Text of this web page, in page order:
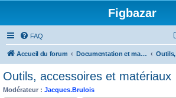
Figbazar
FAQ
Accueil du forum Documentation et materiel du figuriniste
Outils, accessoires et matériaux
Modérateur : Jacques.Brulois